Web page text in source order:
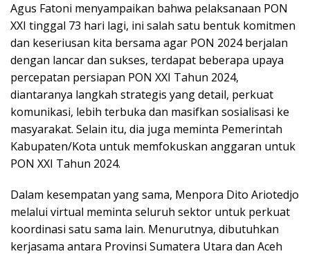
Agus Fatoni menyampaikan bahwa pelaksanaan PON
XXI tinggal 73 hari lagi, ini salah satu bentuk komitmen
dan keseriusan kita bersama agar PON 2024 berjalan
dengan lancar dan sukses, terdapat beberapa upaya
percepatan persiapan PON XXI Tahun 2024,
diantaranya langkah strategis yang detail, perkuat
komunikasi, lebih terbuka dan masifkan sosialisasi ke
masyarakat. Selain itu, dia juga meminta Pemerintah
Kabupaten/Kota untuk memfokuskan anggaran untuk
PON XXI Tahun 2024.
Dalam kesempatan yang sama, Menpora Dito Ariotedjo
melalui virtual meminta seluruh sektor untuk perkuat
koordinasi satu sama lain. Menurutnya, dibutuhkan
kerjasama antara Provinsi Sumatera Utara dan Aceh